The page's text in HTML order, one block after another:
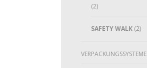
(2)
SAFETY WALK (2)
VERPACKUNGSSYSTEME